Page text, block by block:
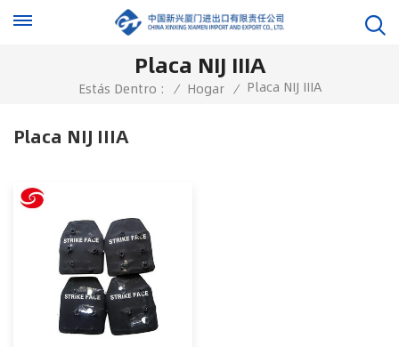
Placa NIJ IIIA
Estás Dentro : / Hogar / Placa NIJ IIIA
Placa NIJ IIIA